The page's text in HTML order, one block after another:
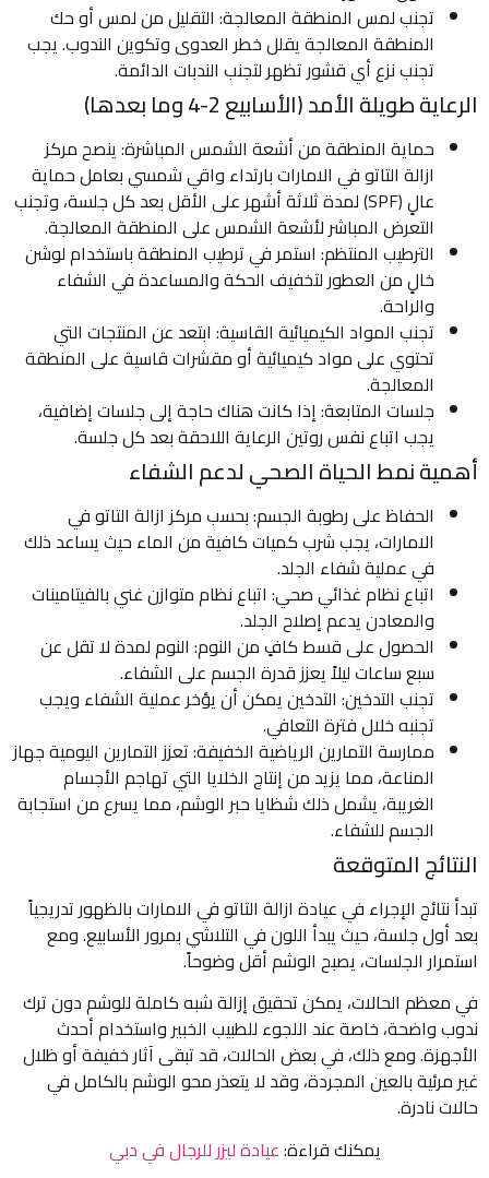
تجنب لمس المنطقة المعالجة: التقليل من لمس أو حك
المنطقة المعالجة يقلل خطر العدوى وتكوين الندوب. يجب
تجنب نزع أي قشور تظهر لتجنب الندبات الدائمة.
الرعاية طويلة الأمد (الأسابيع 2-4 وما بعدها)
حماية المنطقة من أشعة الشمس المباشرة: ينصح مركز
ازالة التاتو في الامارات بارتداء واقي شمسي بعامل حماية
عالٍ (SPF) لمدة ثلاثة أشهر على الأقل بعد كل جلسة، وتجنب
التعرض المباشر لأشعة الشمس على المنطقة المعالجة.
الترطيب المنتظم: استمر في ترطيب المنطقة باستخدام لوشن
خالٍ من العطور لتخفيف الحكة والمساعدة في الشفاء
والراحة.
تجنب المواد الكيميائية القاسية: ابتعد عن المنتجات التي
تحتوي على مواد كيميائية أو مقشرات قاسية على المنطقة
المعالجة.
جلسات المتابعة: إذا كانت هناك حاجة إلى جلسات إضافية،
يجب اتباع نفس روتين الرعاية اللاحقة بعد كل جلسة.
أهمية نمط الحياة الصحي لدعم الشفاء
الحفاظ على رطوبة الجسم: بحسب مركز ازالة التاتو في
الامارات، يجب شرب كميات كافية من الماء حيث يساعد ذلك
في عملية شفاء الجلد.
اتباع نظام غذائي صحي: اتباع نظام متوازن غني بالفيتامينات
والمعادن يدعم إصلاح الجلد.
الحصول على قسط كافٍ من النوم: النوم لمدة لا تقل عن
سبع ساعات ليلاً يعزز قدرة الجسم على الشفاء.
تجنب التدخين: التدخين يمكن أن يؤخر عملية الشفاء ويجب
تجنبه خلال فترة التعافي.
ممارسة التمارين الرياضية الخفيفة: تعزز التمارين اليومية جهاز
المناعة، مما يزيد من إنتاج الخلايا التي تهاجم الأجسام
الغريبة، يشمل ذلك شظايا حبر الوشم، مما يسرع من استجابة
الجسم للشفاء.
النتائج المتوقعة
تبدأ نتائج الإجراء في عيادة ازالة التاتو في الامارات بالظهور تدريجياً
بعد أول جلسة، حيث يبدأ اللون في التلاشي بمرور الأسابيع. ومع
استمرار الجلسات، يصبح الوشم أقل وضوحاً.
في معظم الحالات، يمكن تحقيق إزالة شبه كاملة للوشم دون ترك
ندوب واضحة، خاصة عند اللجوء للطبيب الخبير واستخدام أحدث
الأجهزة. ومع ذلك، في بعض الحالات، قد تبقى آثار خفيفة أو ظلال
غير مرئية بالعين المجردة، وقد لا يتعذر محو الوشم بالكامل في
حالات نادرة.
يمكنك قراءة:عيادة ليزر للرجال في دبي